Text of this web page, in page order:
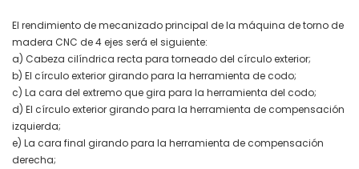
El rendimiento de mecanizado principal de la máquina de torno de
madera CNC de 4 ejes será el siguiente:
a) Cabeza cilíndrica recta para torneado del círculo exterior;
b) El círculo exterior girando para la herramienta de codo;
c) La cara del extremo que gira para la herramienta del codo;
d) El círculo exterior girando para la herramienta de compensación
izquierda;
e) La cara final girando para la herramienta de compensación
derecha;